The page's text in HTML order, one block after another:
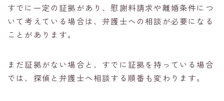
すでに一定の証拠があり、慰謝料請求や離婚条件につ
いて考えている場合は、弁護士への相談が必要になる
ことがあります。
まだ証拠がない場合と、すでに証拠を持っている場合
では、探偵と弁護士へ相談する順番も変わります。